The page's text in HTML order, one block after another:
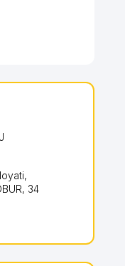
,
, 34